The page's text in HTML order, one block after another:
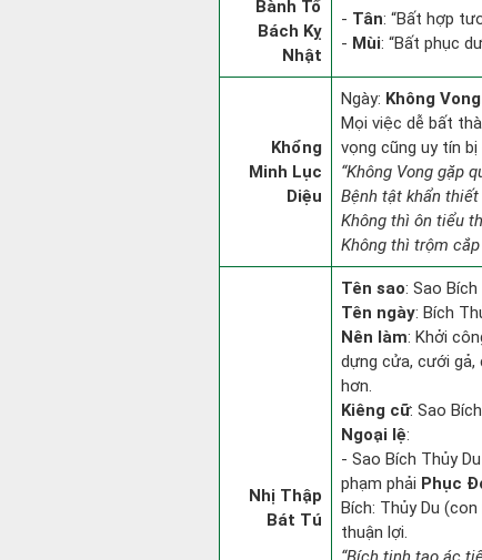
Bành Tổ
Bách Kỵ
Nhật
- Tân: “Bất hợp
- Mùi: “Bất phục
Khổng
Minh Lục
Diệu
Ngày: Không Vong
Mọi việc dễ bất
vọng cũng uy tín
“Không Vong gặp
Bệnh tật khẩn
Không thì ôn tiểu
Không thì trộm
Nhị Thập
Bát Tú
Tên sao: Sao Bích
Tên ngày: Bích
Nên làm: Khởi
dựng cửa, cưới
hơn.
Kiêng cữ: Sao
Ngoại lệ:
- Sao Bích Thủy
phạm phải Phục
Bích: Thủy Du
thuận lợi.